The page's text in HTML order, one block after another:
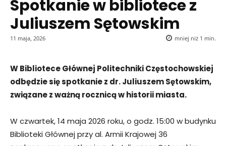
Spotkanie w bibliotece z
Juliuszem Sętowskim
11 maja, 2026 mniej niż 1 min.
W Bibliotece Głównej Politechniki Częstochowskiej
odbędzie się spotkanie z dr. Juliuszem Sętowskim,
związane z ważną rocznicą w historii miasta.
W czwartek, 14 maja 2026 roku, o godz. 15:00 w budynku
Biblioteki Głównej przy al. Armii Krajowej 36